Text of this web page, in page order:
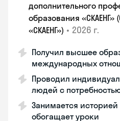
дополнительного
образования «СКАЕНГ»
«СКАЕНГ») • 2026 г.
Получил высшее
международных
Проводил
людей с
Занимается историей
обогащает уроки